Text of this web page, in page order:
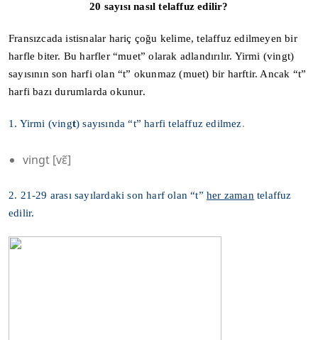
20 sayısı nasıl telaffuz edilir?
Fransızcada istisnalar hariç çoğu kelime, telaffuz edilmeyen bir
harfle biter. Bu harfler “muet” olarak adlandırılır. Yirmi (vingt)
sayısının son harfi olan “t” okunmaz (muet) bir harftir. Ancak “t”
harfi bazı durumlarda okunur.
1. Yirmi (vingt) sayısında “t” harfi telaffuz edilmez.
vingt [vɛ̃]
2. 21-29 arası sayılardaki son harf olan “t” her zaman telaffuz
edilir.